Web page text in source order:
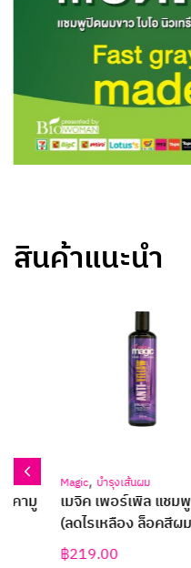
สินค้าแนะนำ
Magic บำรุงเส้นผม
เมจิค เพอร์เพิล แชมพูม่วง
(ลดไรเหลือง ล็อคสีผม) 300
219.00